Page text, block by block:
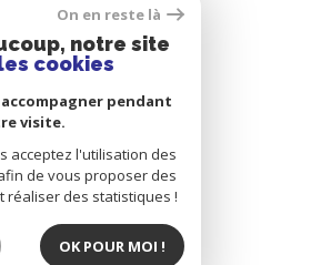
On en reste là
notre site
cookies
pendant
visite.
acceptez l'utilisation des
de vous proposer des
réaliser des statistiques !
OK POUR MOI !